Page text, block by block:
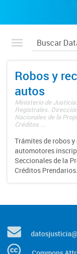
Robos y
autos
Ministerio de
Registrales.
Nacionales de la
Créditos ...
Trámites de robos y
automotores
Seccionales de la
Créditos Prendarios.